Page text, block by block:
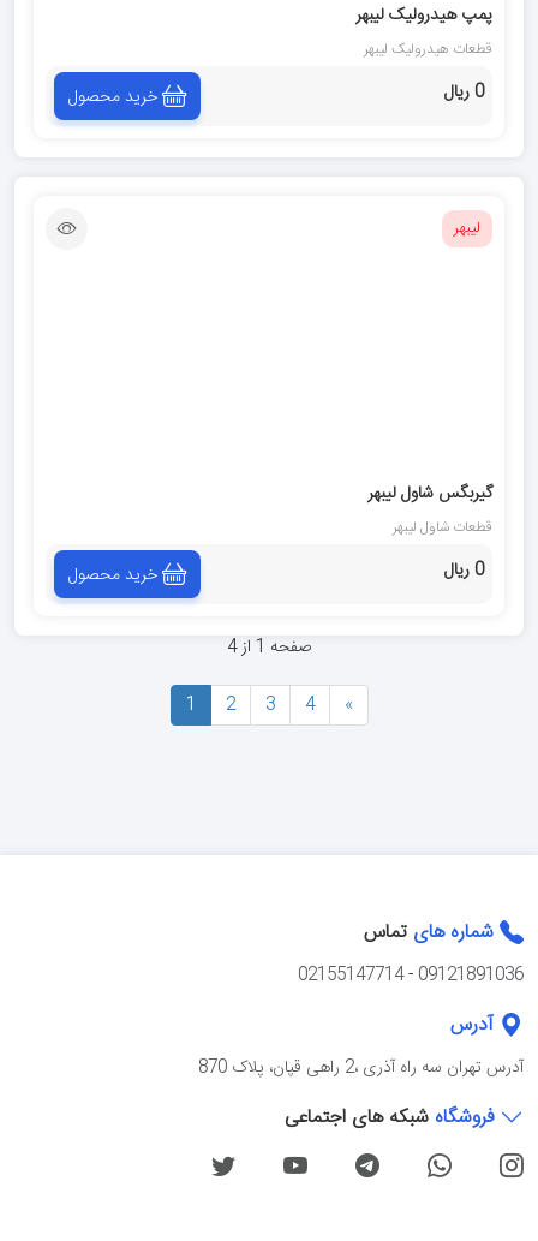
پمپ هیدرولیک لیبهر
قطعات هیدرولیک لیبهر
0 ریال خرید محصول
لیبهر
گیربگس شاول لیبهر
قطعات شاول لیبهر
0 ریال خرید محصول
صفحه 1 از 4
1
2 3 4 »
شماره های تماس
09121891036
-
02155147714
آدرس
آدرس تهران سه راه آذرى ،2 راهی قپان، پلاک 870
فروشگاه شبکه های اجتماعی